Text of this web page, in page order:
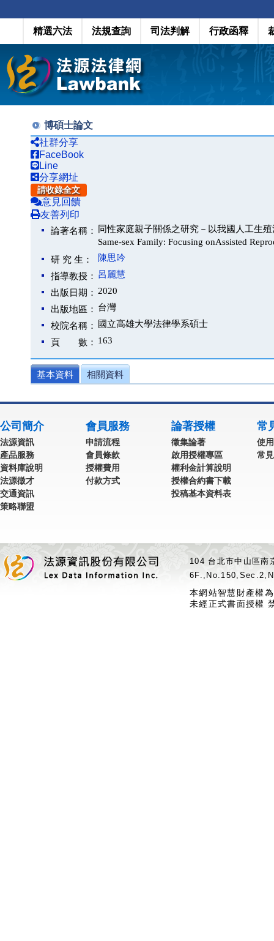
精選六法 法規查詢 司法判解 行政函釋
博碩士論文
社群分享
FaceBook
Line
分享網址
請收錄全文
意見回饋
友善列印
論著名稱：
同性家庭親子關係之研究－以我國人工生殖
Same-sex Family: Focusing onAssisted
研 究 生：
陳思吟
指導教授： 呂麗慧
出版日期： 2020
出版地區： 台灣
校院名稱：
國立高雄大學法律學系碩士
頁 數： 163
基本資料 相關資料
公司簡介
法源資訊
產品服務
資料庫說明
法源徵才
交通資訊
策略聯盟
會員服務
申請流程
會員條款
授權費用
付款方式
論著授權
徵集論著
啟用授權專區
權利金計算說明
授權合約書下載
投稿基本資料表
常
使
常
104 台北市中山區
本網站智慧財產權
未經正式書面授權